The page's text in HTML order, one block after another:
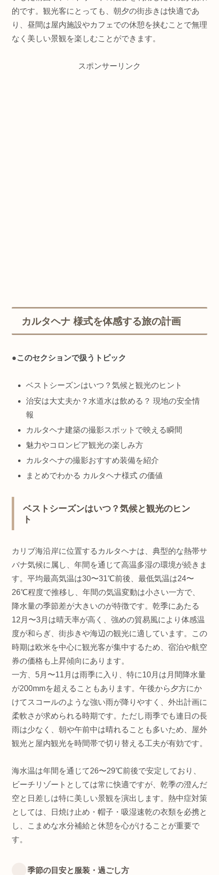
的です。観光客にとっても、朝夕の街歩きは快適であ
り、昼間は屋内施設やカフェでの休憩を挟むことで無理
なく美しい景観を楽しむことができます。
スポンサーリンク
カルタヘナ 様式を体感する旅の計画
●このセクションで扱うトピック
ベストシーズンはいつ？気候と観光のヒント
治安は大丈夫か？水道水は飲める？ 現地の安全情
報
カルタヘナ建築の撮影スポットで映える瞬間
魅力やコロンビア観光の楽しみ方
カルタヘナの撮影おすすめ装備を紹介
まとめでわかる カルタヘナ様式 の価値
ベストシーズンはいつ？気候と観光のヒン
ト
カリブ海沿岸に位置するカルタヘナは、典型的な熱帯サ
バナ気候に属し、年間を通じて高温多湿の環境が続きま
す。平均最高気温は30〜31℃前後、最低気温は24〜
26℃程度で推移し、年間の気温変動は小さい一方で、
降水量の季節差が大きいのが特徴です。乾季にあたる
12月〜3月は晴天率が高く、強めの貿易風により体感温
度が和らぎ、街歩きや海辺の観光に適しています。この
時期は欧米を中心に観光客が集中するため、宿泊や航空
券の価格も上昇傾向にあります。
一方、5月〜11月は雨季に入り、特に10月は月間降水量
が200mmを超えることもあります。午後から夕方にか
けてスコールのような強い雨が降りやすく、外出計画に
柔軟さが求められる時期です。ただし雨季でも連日の長
雨は少なく、朝や午前中は晴れることも多いため、屋外
観光と屋内観光を時間帯で切り替える工夫が有効です。
海水温は年間を通じて26〜29℃前後で安定しており、
ビーチリゾートとしては常に快適ですが、乾季の澄んだ
空と日差しは特に美しい景観を演出します。熱中症対策
としては、日焼け止め・帽子・吸湿速乾の衣類を必携と
し、こまめな水分補給と休憩を心がけることが重要で
す。
季節の目安と服装・過ごし方